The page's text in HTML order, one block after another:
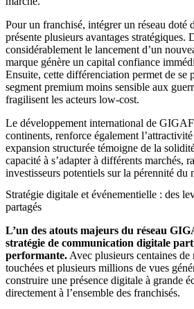
Pour un franchisé, intégrer un réseau doté
présente plusieurs avantages stratégiques.
considérablement le lancement d’un
marque génère un capital confiance
Ensuite, cette différenciation permet de se
segment premium moins sensible aux
fragilisent les acteurs low-cost.
Le développement international de
continents, renforce également
expansion structurée témoigne de la
capacité à s’adapter à différents marchés,
investisseurs potentiels sur la pérennité du
Stratégie digitale et événementielle : des
partagés
L’un des atouts majeurs du réseau
stratégie de communication digitale
performante. Avec plusieurs centaines
touchées et plusieurs millions de vues
construire une présence digitale à grande
directement à l’ensemble des franchisés.